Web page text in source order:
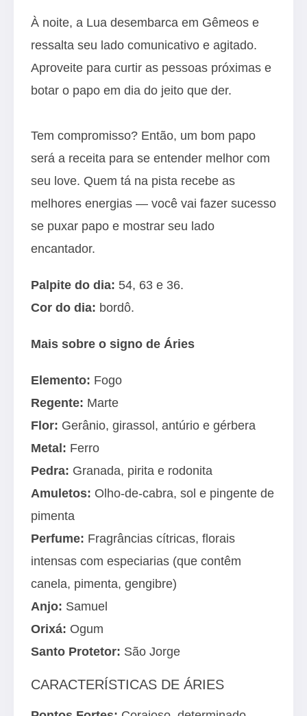
À noite, a Lua desembarca em Gêmeos e
ressalta seu lado comunicativo e agitado.
Aproveite para curtir as pessoas próximas e
botar o papo em dia do jeito que der.
Tem compromisso? Então, um bom papo
será a receita para se entender melhor com
seu love. Quem tá na pista recebe as
melhores energias — você vai fazer sucesso
se puxar papo e mostrar seu lado
encantador.
Palpite do dia: 54, 63 e 36.
Cor do dia: bordô.
Mais sobre o signo de Áries
Elemento: Fogo
Regente: Marte
Flor: Gerânio, girassol, antúrio e gérbera
Metal: Ferro
Pedra: Granada, pirita e rodonita
Amuletos: Olho-de-cabra, sol e pingente de
pimenta
Perfume: Fragrâncias cítricas, florais
intensas com especiarias (que contêm
canela, pimenta, gengibre)
Anjo: Samuel
Orixá: Ogum
Santo Protetor: São Jorge
CARACTERÍSTICAS DE ÁRIES